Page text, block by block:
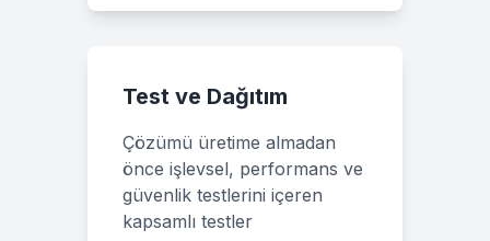
Test ve Dağıtım
Çözümü üretime almadan
önce işlevsel, performans ve
güvenlik testlerini içeren
kapsamlı testler